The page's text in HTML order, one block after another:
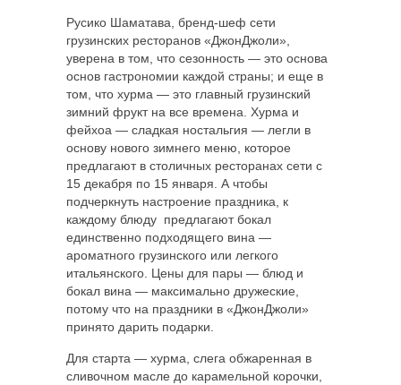
Русико Шаматава, бренд-шеф сети
грузинских ресторанов «ДжонДжоли»,
уверена в том, что сезонность — это основа
основ гастрономии каждой страны; и еще в
том, что хурма — это главный грузинский
зимний фрукт на все времена. Хурма и
фейхоа — сладкая ностальгия — легли в
основу нового зимнего меню, которое
предлагают в столичных ресторанах сети с
15 декабря по 15 января. А чтобы
подчеркнуть настроение праздника, к
каждому блюду предлагают бокал
единственно подходящего вина —
ароматного грузинского или легкого
итальянского. Цены для пары — блюд и
бокал вина — максимально дружеские,
потому что на праздники в «ДжонДжоли»
принято дарить подарки.
Для старта — хурма, слега обжаренная в
сливочном масле до карамельной корочки,